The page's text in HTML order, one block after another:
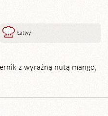
Łatwy
z wyraźną nutą mango,